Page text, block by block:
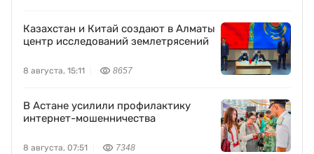
Казахстан и Китай создают в Алматы
центр исследований землетрясений
8 августа, 15:11 8657
В Астане усилили профилактику
интернет-мошенничества
8 августа, 07:51 7348